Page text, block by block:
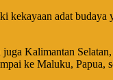
adat budaya
Kalimantan
ke Maluku, Papua,